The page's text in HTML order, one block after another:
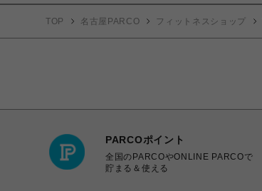
TOP 名古屋PARCO フィットネスショップ
PARCOポイント
全国のPARCOやONLINE PARCOで
貯まる＆使える